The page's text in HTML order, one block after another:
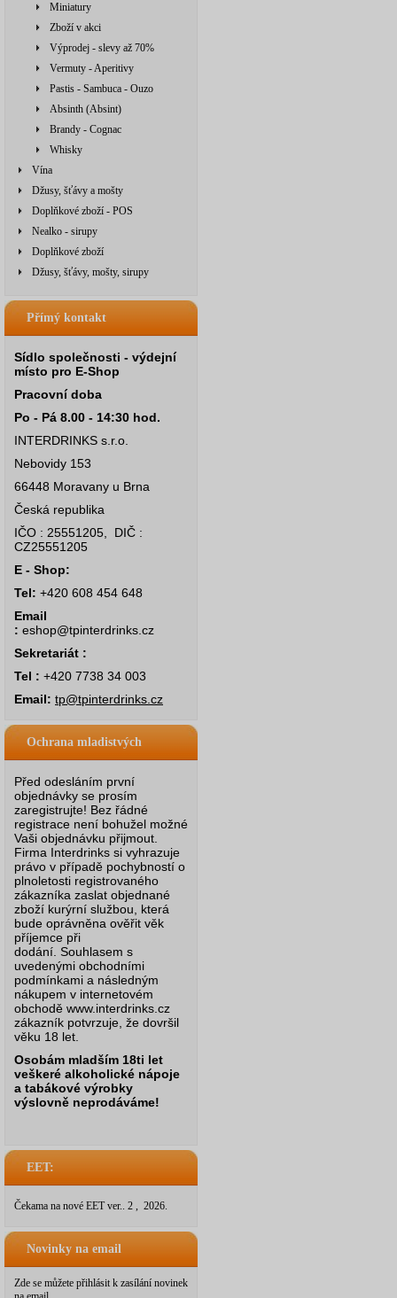
Miniatury
Zboží v akci
Výprodej - slevy až 70%
Vermuty - Aperitivy
Pastis - Sambuca - Ouzo
Absinth (Absint)
Brandy - Cognac
Whisky
Vína
Džusy, šťávy a mošty
Doplňkové zboží - POS
Nealko - sirupy
Doplňkové zboží
Džusy, šťávy, mošty, sirupy
Přímý kontakt
Sídlo společnosti - výdejní
místo pro E-Shop
Pracovní doba
Po - Pá 8.00 - 14:30 hod.
INTERDRINKS s.r.o.
Nebovidy 153
66448 Moravany u Brna
Česká republika
IČO : 25551205, DIČ :
CZ25551205
E - Shop:
Tel: +420 608 454 648
Email
: eshop@tpinterdrinks.cz
Sekretariát :
Tel : +420 7738 34 003
Email: tp@tpinterdrinks.cz
Ochrana mladistvých
Před odesláním první
objednávky se prosím
zaregistrujte! Bez řádné
registrace není bohužel možné
Vaši objednávku přijmout.
Firma Interdrinks si vyhrazuje
právo v případě pochybností o
plnoletosti registrovaného
zákazníka zaslat objednané
zboží kurýrní službou, která
bude oprávněna ověřit věk
příjemce při
dodání. Souhlasem s
uvedenými obchodními
podmínkami a následným
nákupem v internetovém
obchodě www.interdrinks.cz
zákazník potvrzuje, že dovršil
věku 18 let.
Osobám mladším 18ti let
veškeré alkoholické nápoje
a tabákové výrobky
výslovně neprodáváme!
EET:
Čekama na nové EET ver.. 2 , 2026.
Novinky na email
Zde se můžete přihlásit k zasílání novinek